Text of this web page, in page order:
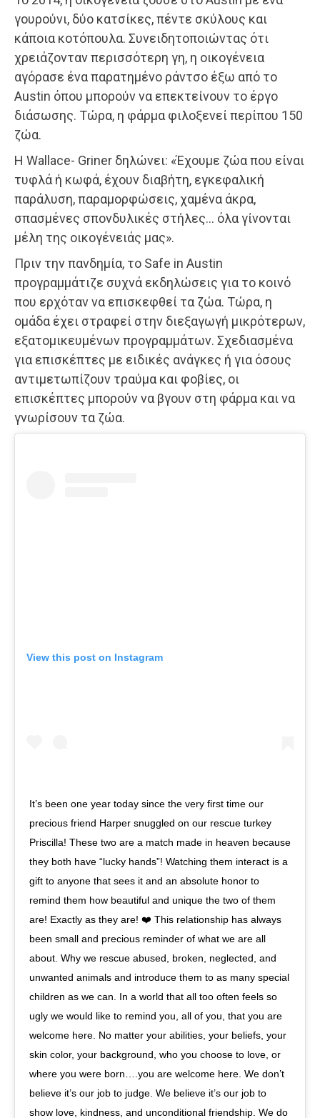
γουρούνι, δύο κατσίκες, πέντε σκύλους και
κάποια κοτόπουλα. Συνειδητοποιώντας ότι
χρειάζονταν περισσότερη γη, η οικογένεια
αγόρασε ένα παρατημένο ράντσο έξω από το
Austin όπου μπορούν να επεκτείνουν το έργο
διάσωσης. Τώρα, η φάρμα φιλοξενεί περίπου 150
ζώα.
Η Wallace- Griner δηλώνει: «Έχουμε ζώα που είναι
τυφλά ή κωφά, έχουν διαβήτη, εγκεφαλική
παράλυση, παραμορφώσεις, χαμένα άκρα,
σπασμένες σπονδυλικές στήλες… όλα γίνονται
μέλη της οικογένειάς μας».
Πριν την πανδημία, το Safe in Austin
προγραμμάτιζε συχνά εκδηλώσεις για το κοινό
που ερχόταν να επισκεφθεί τα ζώα. Τώρα, η
ομάδα έχει στραφεί στην διεξαγωγή μικρότερων,
εξατομικευμένων προγραμμάτων. Σχεδιασμένα
για επισκέπτες με ειδικές ανάγκες ή για όσους
αντιμετωπίζουν τραύμα και φοβίες, οι
επισκέπτες μπορούν να βγουν στη φάρμα και να
γνωρίσουν τα ζώα.
View this post on Instagram
It’s been one year today since the very first time our
precious friend Harper snuggled on our rescue turkey
Priscilla! These two are a match made in heaven because
they both have “lucky hands”! Watching them interact is a
gift to anyone that sees it and an absolute honor to
remind them how beautiful and unique the two of them
are! Exactly as they are! ❤️ This relationship has always
been small and precious reminder of what we are all
about. Why we rescue abused, broken, neglected, and
unwanted animals and introduce them to as many special
children as we can. In a world that all too often feels so
ugly we would like to remind you, all of you, that you are
welcome here. No matter your abilities, your beliefs, your
skin color, your background, who you choose to love, or
where you were born….you are welcome here. We don’t
believe it’s our job to judge. We believe it’s our job to
show love, kindness, and unconditional friendship. We do